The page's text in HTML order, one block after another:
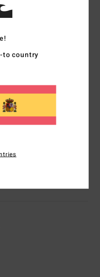
en el centro de la
to country